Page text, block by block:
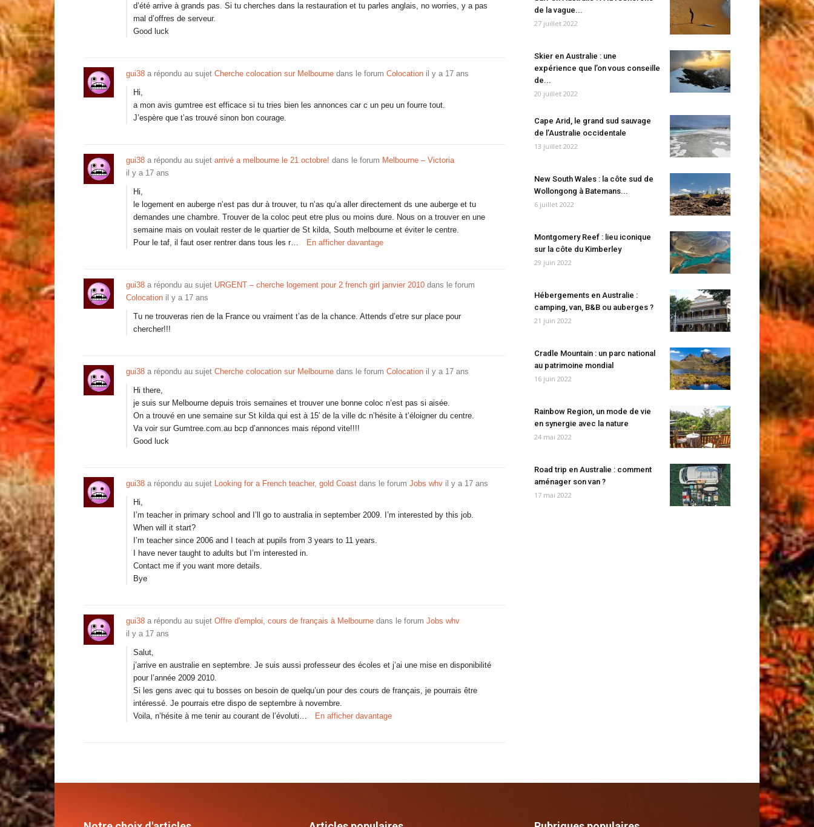
d’été arrive à grands pas. Si tu cherches dans la restauration et tu parles anglais, no worries, y a pas
mal d’offres de serveur.
Good luck
gui38 a répondu au sujet Cherche colocation sur Melbourne dans le forum Colocation il y a 17 ans
Hi,
a mon avis gumtree est efficace si tu tries bien les annonces car c un peu un fourre tout.
J’espère que t’as trouvé sinon bon courage.
gui38 a répondu au sujet arrivé a melbourne le 21 octobre! dans le forum Melbourne – Victoria
il y a 17 ans
Hi,
le logement en auberge n’est pas dur à trouver, tu n’as qu’a aller directement ds une auberge et tu
demandes une chambre. Trouver de la coloc peut etre plus ou moins dure. Nous on a trouver en une
semaine mais on voulait rester de le quartier de St kilda, South melbourne et éviter le centre.
Pour le taf, il faut oser rentrer dans tous les r…
En afficher davantage
gui38 a répondu au sujet URGENT – cherche logement pour 2 french girl janvier 2010 dans le forum
Colocation il y a 17 ans
Tu ne trouveras rien de la France ou vraiment t’as de la chance. Attends d’etre sur place pour
chercher!!!
gui38 a répondu au sujet Cherche colocation sur Melbourne dans le forum Colocation il y a 17 ans
Hi there,
je suis sur Melbourne depuis trois semaines et trouver une bonne coloc n’est pas si aisée.
On a trouvé en une semaine sur St kilda qui est à 15′ de la ville dc n’hésite à t’éloigner du centre.
Va voir sur Gumtree.com.au bcp d’annonces mais répond vite!!!!
Good luck
gui38 a répondu au sujet Looking for a French teacher, gold Coast dans le forum Jobs whv il y a 17 ans
Hi,
I’m teacher in primary school and I’ll go to australia in september 2009. I’m interested by this job.
When will it start?
I’m teacher since 2006 and I teach at pupils from 3 years to 11 years.
I have never taught to adults but I’m interested in.
Contact me if you want more details.
Bye
gui38 a répondu au sujet Offre d'emploi, cours de français à Melbourne dans le forum Jobs whv
il y a 17 ans
Salut,
j’arrive en australie en septembre. Je suis aussi professeur des écoles et j’ai une mise en disponibilité
pour l’année 2009 2010.
Si les gens avec qui tu bosses on besoin de quelqu’un pour des cours de français, je pourrais être
intéressé. Je pourrais etre dispo de septembre à novembre.
Voila, n’hésite à me tenir au courant de l’évoluti…
En afficher davantage
de la vague...
27 juillet 2022
Skier en Australie : une
expérience que l’on vous conseille
de...
20 juillet 2022
Cape Arid, le grand sud sauvage
de l’Australie occidentale
13 juillet 2022
New South Wales : la côte sud de
Wollongong à Batemans...
6 juillet 2022
Montgomery Reef : lieu iconique
sur la côte du Kimberley
29 juin 2022
Hébergements en Australie :
camping, van, B&B ou auberges ?
21 juin 2022
Cradle Mountain : un parc national
au patrimoine mondial
16 juin 2022
Rainbow Region, un mode de vie
en synergie avec la nature
24 mai 2022
Road trip en Australie : comment
aménager son van ?
17 mai 2022